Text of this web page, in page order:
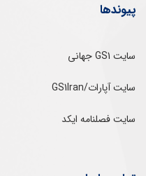
پیوندها
سایت GS1 جهانی
سایت آپارات/GS1Iran
سایت فصلنامه ایکد